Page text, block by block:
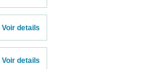
Voir details
Voir details